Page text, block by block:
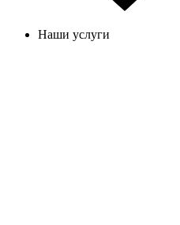
Наши услуги